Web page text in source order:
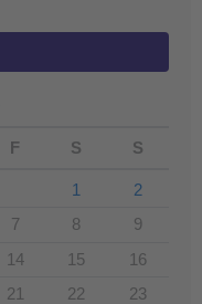
F S S
1
2
7 8
9
14 15
16
21 22
23